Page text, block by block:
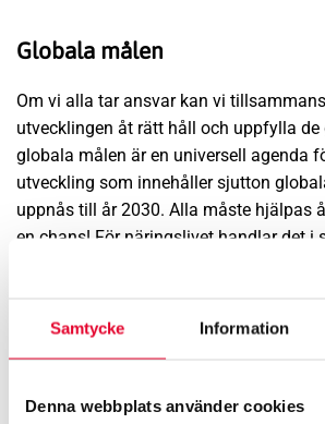
Samtycke Information
Denna webbplats använder cookies
Globala målen
Om vi alla tar ansvar kan vi
utvecklingen åt rätt håll och uppfylla de
globala målen är en universell agenda
utveckling som innehåller sjutton
uppnås till år 2030. Alla måste hjälpas
en chans! För näringslivet handlar det i
driva företag på ett ansvarsfullt och
företagets verksamhet i alla led.Läs
Skyltfabriken har valt att